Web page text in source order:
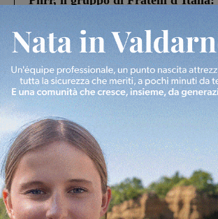
ringraziamento al Governo”
Cronaca 4 Agosto 2026
Un anno fa la strage in A1 in cui
Gianni, Giulia e Franco. Lo
processo, lo stop ai sorpassi fra
Cronaca 3 Agosto 2026
Scomparso da una struttura di
Fiorentino l’uomo che aveva
Levane nel 2020